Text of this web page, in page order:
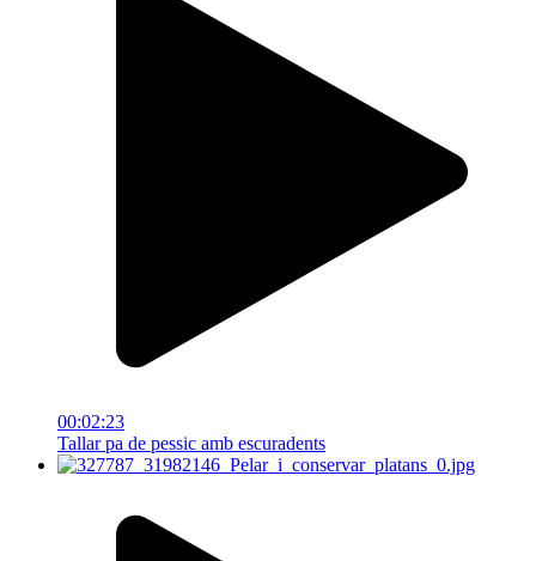
00:02:23
Tallar pa de pessic amb escuradents